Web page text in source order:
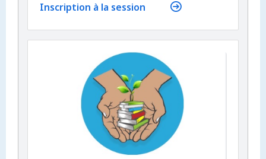
Inscription à la session